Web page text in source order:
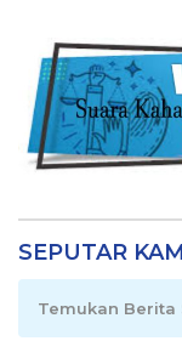
SEPUTAR
Temukan Berita